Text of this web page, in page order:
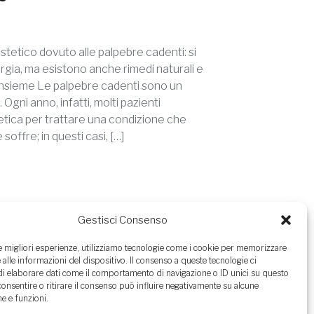
Gestisci Consenso
migliori esperienze, utilizziamo tecnologie come i cookie per memorizzare
alle informazioni del dispositivo. Il consenso a queste tecnologie ci
elaborare dati come il comportamento di navigazione o ID unici su questo
o ritirare il consenso può influire negativamente su alcune
e funzioni.
dovuto alle palpebre cadenti: si
ma esistono anche rimedi naturali e
Le palpebre cadenti sono un
anno, infatti, molti pazienti
per trattare una condizione che
soffre; in questi casi, […]
con la Dott.ssa Arianna Maiorella si
ai seguenti riferimenti:
9493